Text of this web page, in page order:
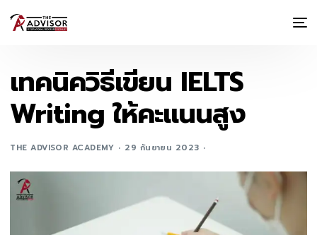
เทคนิควิธีเขียน IELTS
Writing ให้คะแนนสูง
THE ADVISOR ACADEMY 29 กันยายน 2023